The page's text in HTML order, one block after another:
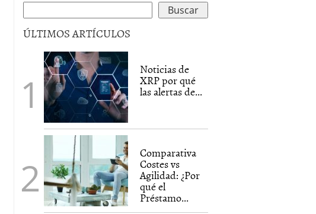
ÚLTIMOS ARTÍCULOS
Noticias de
XRP por qué
las alertas de...
Comparativa
Costes vs
Agilidad: ¿Por
qué el
Préstamo...